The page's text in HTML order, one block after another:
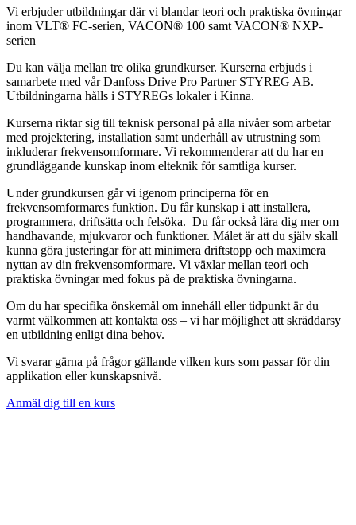
Vi erbjuder utbildningar där vi blandar teori och praktiska övningar
inom VLT® FC-serien, VACON® 100 samt VACON® NXP-
serien
Du kan välja mellan tre olika grundkurser. Kurserna erbjuds i
samarbete med vår Danfoss Drive Pro Partner STYREG AB.
Utbildningarna hålls i STYREGs lokaler i Kinna.
Kurserna riktar sig till teknisk personal på alla nivåer som arbetar
med projektering, installation samt underhåll av utrustning som
inkluderar frekvensomformare. Vi rekommenderar att du har en
grundläggande kunskap inom elteknik för samtliga kurser.
Under grundkursen går vi igenom principerna för en
frekvensomformares funktion. Du får kunskap i att installera,
programmera, driftsätta och felsöka. Du får också lära dig mer om
handhavande, mjukvaror och funktioner. Målet är att du själv skall
kunna göra justeringar för att minimera driftstopp och maximera
nyttan av din frekvensomformare. Vi växlar mellan teori och
praktiska övningar med fokus på de praktiska övningarna.
Om du har specifika önskemål om innehåll eller tidpunkt är du
varmt välkommen att kontakta oss – vi har möjlighet att skräddarsy
en utbildning enligt dina behov.
Vi svarar gärna på frågor gällande vilken kurs som passar för din
applikation eller kunskapsnivå.
Anmäl dig till en kurs